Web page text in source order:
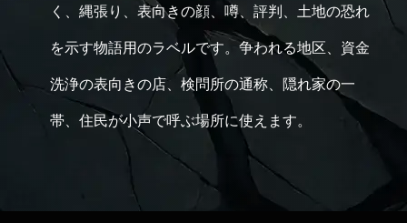
く、縄張り、表向きの顔、噂、評判、土地の恐れ
を示す物語用のラベルです。争われる地区、資金
洗浄の表向きの店、検問所の通称、隠れ家の一
帯、住民が小声で呼ぶ場所に使えます。